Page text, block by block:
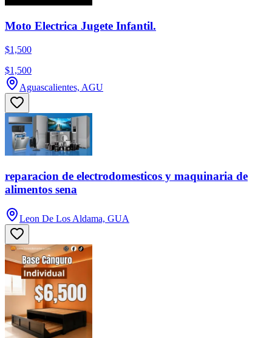
Moto Electrica Jugete Infantil.
$1,500
$1,500
Aguascalientes, AGU
reparacion de electrodomesticos y maquinaria de
alimentos sena
Leon De Los Aldama, GUA